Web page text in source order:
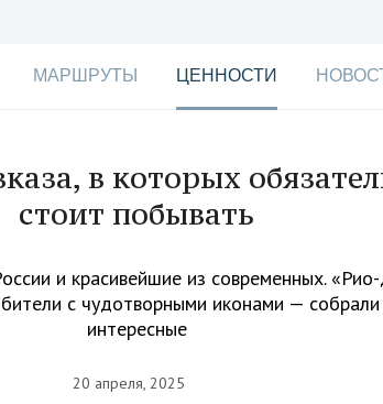
МАРШРУТЫ ЦЕННОСТИ
в которых
стоит побывать
и красивейшие из современных.
с чудотворными иконами —
интересные
20 апреля, 2025